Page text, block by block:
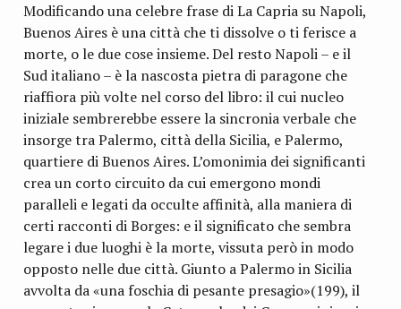
Modificando una celebre frase di La Capria su Napoli,
Buenos Aires è una città che ti dissolve o ti ferisce a
morte, o le due cose insieme. Del resto Napoli – e il
Sud italiano – è la nascosta pietra di paragone che
riaffiora più volte nel corso del libro: il cui nucleo
iniziale sembrerebbe essere la sincronia verbale che
insorge tra Palermo, città della Sicilia, e Palermo,
quartiere di Buenos Aires. L’omonimia dei significanti
crea un corto circuito da cui emergono mondi
paralleli e legati da occulte affinità, alla maniera di
certi racconti di Borges: e il significato che sembra
legare i due luoghi è la morte, vissuta però in modo
opposto nelle due città. Giunto a Palermo in Sicilia
avvolta da «una foschia di pesante presagio»(199), il